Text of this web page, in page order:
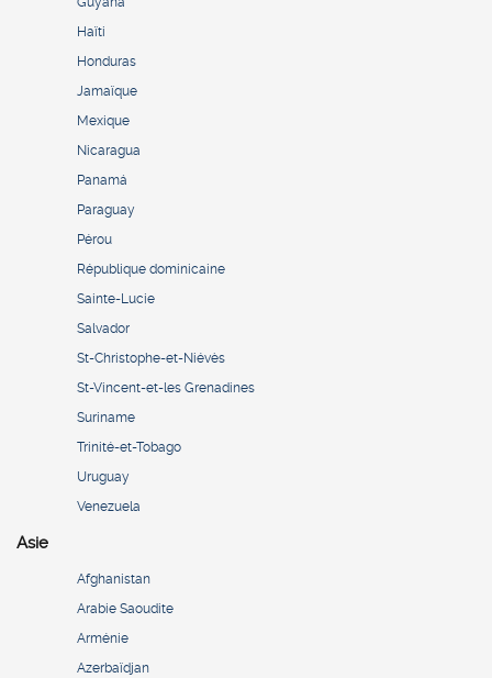
Haïti
Honduras
Jamaïque
Mexique
Nicaragua
Panamá
Paraguay
Pérou
République dominicaine
Sainte-Lucie
Salvador
St-Christophe-et-Niévès
St-Vincent-et-les Grenadines
Suriname
Trinité-et-Tobago
Uruguay
Venezuela
Asie
Afghanistan
Arabie Saoudite
Arménie
Azerbaïdjan